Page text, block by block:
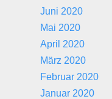
Juni 2020
Mai 2020
April 2020
März 2020
Februar 2020
Januar 2020